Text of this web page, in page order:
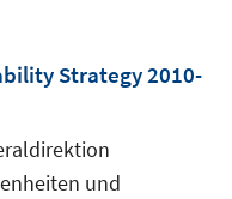
Strategy 2010-
und